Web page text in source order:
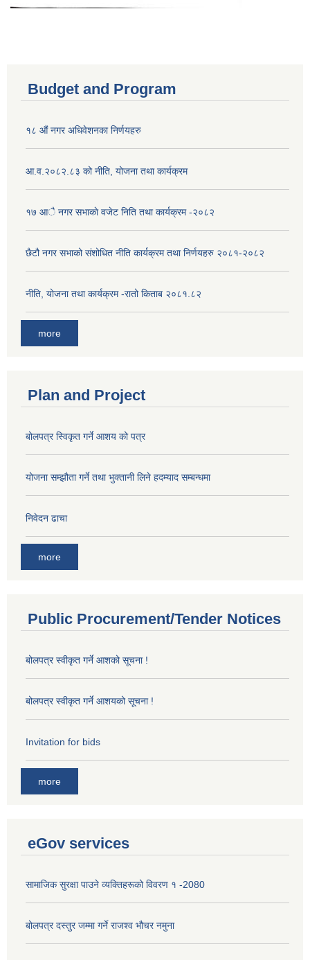
Budget and Program
१८ औं नगर अधिवेशनका निर्णयहरु
आ.व.२०८२.८३ को नीति, योजना तथा कार्यक्रम
१७ आै नगर सभाकाे वजेट निति तथा कार्यक्रम -२०८२
छैटौ नगर सभाको संशोधित नीति कार्यक्रम तथा निर्णयहरु २०८१-२०८२
नीति, योजना तथा कार्यक्रम -रातो किताब २०८१.८२
more
Plan and Project
बोलपत्र स्विकृत गर्ने आशय को पत्र
योजना सम्झौता गर्ने तथा भुक्तानी लिने हदम्याद सम्बन्धमा
निवेदन ढाचा
more
Public Procurement/Tender Notices
बोलपत्र स्वीकृत गर्ने आशको सूचना !
बोलपत्र स्वीकृत गर्ने आशयको सूचना !
Invitation for bids
more
eGov services
सामाजिक सुरक्षा पाउने व्यक्तिहरूको विवरण १ -2080
बोलपत्र दस्तुर जम्मा गर्ने राजश्व भौचर नमुना